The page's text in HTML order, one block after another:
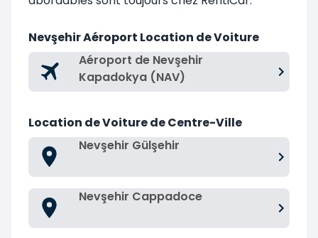
Nevşehir Aéroport Location de Voiture
Aéroport de Nevşehir
Kapadokya (NAV)
Location de Voiture de Centre-Ville
Nevşehir Gülşehir
Nevşehir Cappadoce